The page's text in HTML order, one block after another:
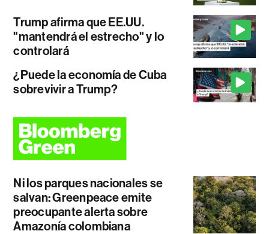
Trump afirma que EE.UU.
"mantendrá el estrecho" y lo
controlará
¿Puede la economía de Cuba
sobrevivir a Trump?
Ni los parques nacionales se
salvan: Greenpeace emite
preocupante alerta sobre
Amazonía colombiana